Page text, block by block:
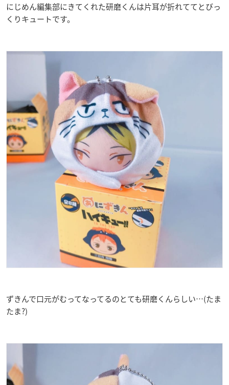
にじめん編集部にきてくれた研磨くんは片耳が折れててとびっ
くりキュートです。
ずきんで口元がむってなってるのとても研磨くんらしい…(たま
たま?)